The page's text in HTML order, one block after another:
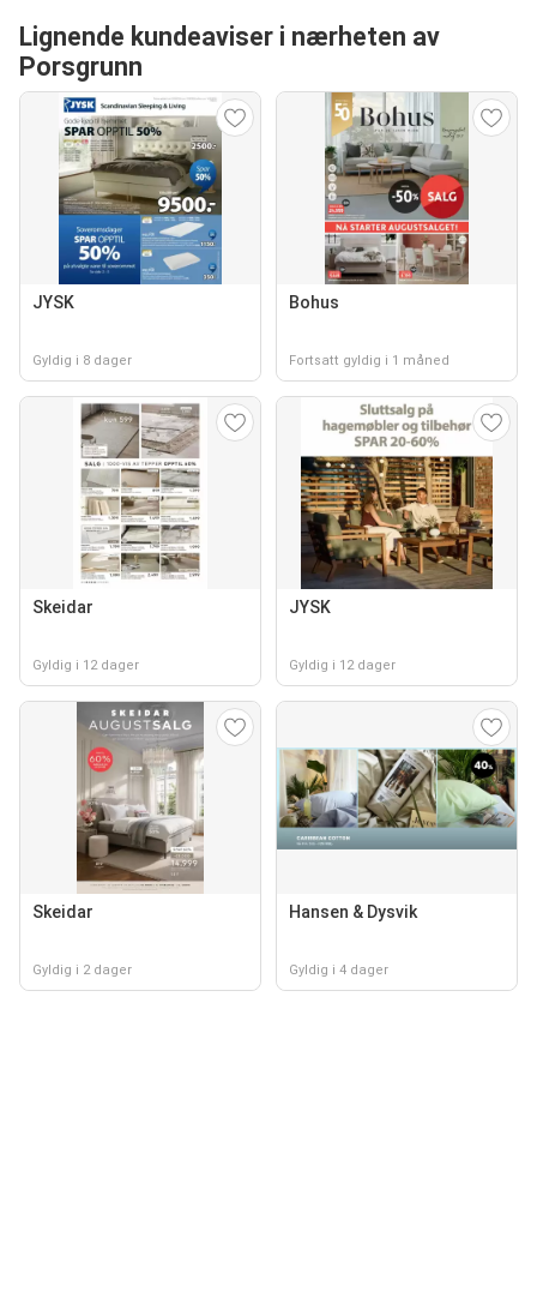
Lignende kundeaviser i nærheten av
Porsgrunn
JYSK
Gyldig i 8 dager
Bohus
Fortsatt gyldig i 1 måned
Skeidar
Gyldig i 12 dager
JYSK
Gyldig i 12 dager
Skeidar
Gyldig i 2 dager
Hansen & Dysvik
Gyldig i 4 dager